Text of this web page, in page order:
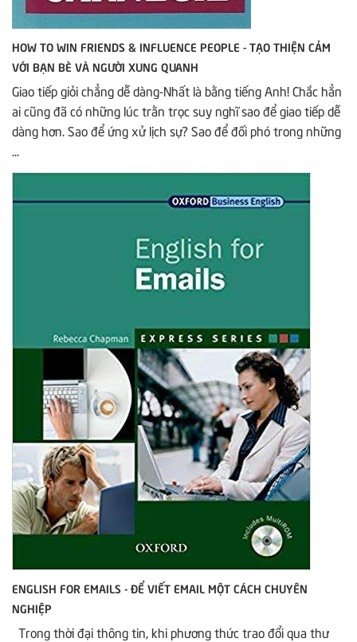
HOW TO WIN FRIENDS & INFLUENCE PEOPLE - TẠO THIỆN CẢM
VỚI BẠN BÈ VÀ NGƯỜI XUNG QUANH
Giao tiếp giỏi chẳng dễ dàng-Nhất là bằng tiếng Anh! Chắc hẳn
ai cũng đã có những lúc trằn trọc suy nghĩ sao để giao tiếp dễ
dàng hơn. Sao để ứng xử lịch sự? Sao để đối phó trong những
...
ENGLISH FOR EMAILS - ĐỂ VIẾT EMAIL MỘT CÁCH CHUYÊN
NGHIỆP
Trong thời đại thông tin, khi phương thức trao đổi qua thư